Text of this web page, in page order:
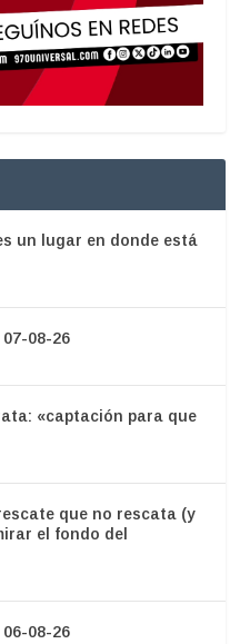
un lugar en donde está
08-26
«captación para que
que no rescata (y
el fondo del
08-26